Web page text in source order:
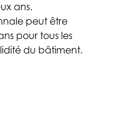
ans.
peut être
pour tous les
du bâtiment.